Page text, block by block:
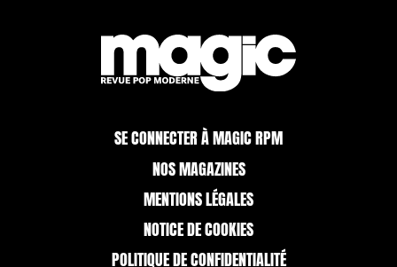
SE CONNECTER À MAGIC RPM
NOS MAGAZINES
MENTIONS LÉGALES
NOTICE DE COOKIES
POLITIQUE DE CONFIDENTIALITÉ